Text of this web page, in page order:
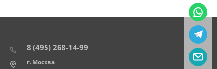
8 (495) 268-14-99
г. Москва